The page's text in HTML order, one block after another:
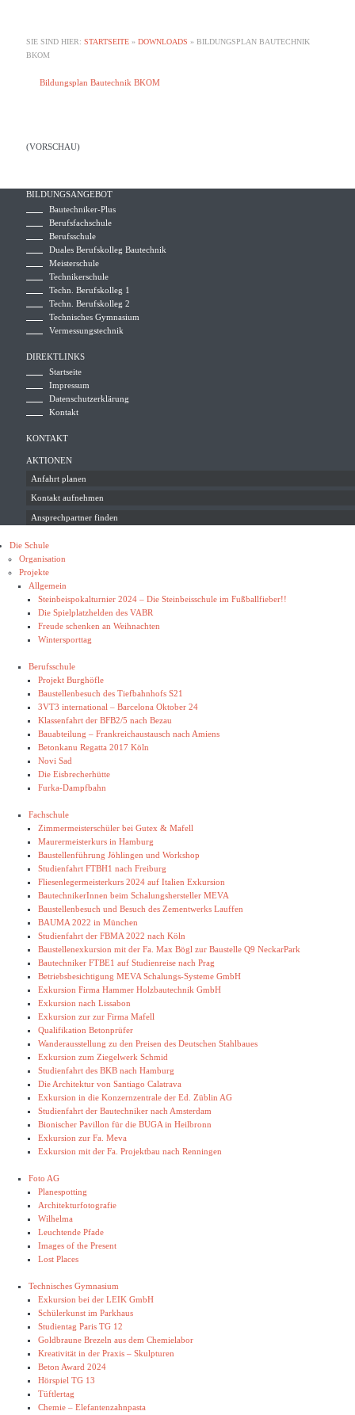
SIE SIND HIER:STARTSEITE »DOWNLOADS »BILDUNGSPLAN BAUTECHNIK
BKOM
Bildungsplan Bautechnik BKOM
(VORSCHAU)
BILDUNGSANGEBOT
Bautechniker-Plus
Berufsfachschule
Berufsschule
Duales Berufskolleg Bautechnik
Meisterschule
Technikerschule
Techn. Berufskolleg 1
Techn. Berufskolleg 2
Technisches Gymnasium
Vermessungstechnik
DIREKTLINKS
Startseite
Impressum
Datenschutzerklärung
Kontakt
KONTAKT
AKTIONEN
Anfahrt planen
Kontakt aufnehmen
Ansprechpartner finden
Die Schule
Organisation
Projekte
Allgemein
Steinbeispokalturnier 2024 – Die Steinbeisschule im Fußballfieber!!
Die Spielplatzhelden des VABR
Freude schenken an Weihnachten
Wintersporttag
Berufsschule
Projekt Burghöfle
Baustellenbesuch des Tiefbahnhofs S21
3VT3 international – Barcelona Oktober 24
Klassenfahrt der BFB2/5 nach Bezau
Bauabteilung – Frankreichaustausch nach Amiens
Betonkanu Regatta 2017 Köln
Novi Sad
Die Eisbrecherhütte
Furka-Dampfbahn
Fachschule
Zimmermeisterschüler bei Gutex & Mafell
Maurermeisterkurs in Hamburg
Baustellenführung Jöhlingen und Workshop
Studienfahrt FTBH1 nach Freiburg
Fliesenlegermeisterkurs 2024 auf Italien Exkursion
BautechnikerInnen beim Schalungshersteller MEVA
Baustellenbesuch und Besuch des Zementwerks Lauffen
BAUMA 2022 in München
Studienfahrt der FBMA 2022 nach Köln
Baustellenexkursion mit der Fa. Max Bögl zur Baustelle Q9 NeckarPark
Bautechniker FTBE1 auf Studienreise nach Prag
Betriebsbesichtigung MEVA Schalungs-Systeme GmbH
Exkursion Firma Hammer Holzbautechnik GmbH
Exkursion nach Lissabon
Exkursion zur zur Firma Mafell
Qualifikation Betonprüfer
Wanderausstellung zu den Preisen des Deutschen Stahlbaues
Exkursion zum Ziegelwerk Schmid
Studienfahrt des BKB nach Hamburg
Die Architektur von Santiago Calatrava
Exkursion in die Konzernzentrale der Ed. Züblin AG
Studienfahrt der Bautechniker nach Amsterdam
Bionischer Pavillon für die BUGA in Heilbronn
Exkursion zur Fa. Meva
Exkursion mit der Fa. Projektbau nach Renningen
Foto AG
Planespotting
Architekturfotografie
Wilhelma
Leuchtende Pfade
Images of the Present
Lost Places
Technisches Gymnasium
Exkursion bei der LEIK GmbH
Schülerkunst im Parkhaus
Studientag Paris TG 12
Goldbraune Brezeln aus dem Chemielabor
Kreativität in der Praxis – Skulpturen
Beton Award 2024
Hörspiel TG 13
Tüftlertag
Chemie – Elefantenzahnpasta